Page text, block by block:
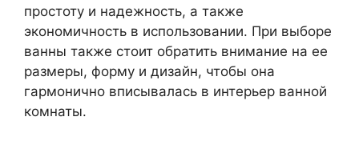
простоту и надежность, а также
экономичность в использовании. При выборе
ванны также стоит обратить внимание на ее
размеры, форму и дизайн, чтобы она
гармонично вписывалась в интерьер ванной
комнаты.